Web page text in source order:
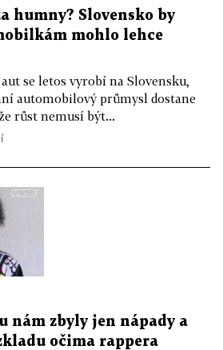
humny? Slovensko by
mohlo lehce
se letos vyrobí na Slovensku,
automobilový průmysl dostane
růst nemusí být...
nám zbyly jen nápady a
očima rappera